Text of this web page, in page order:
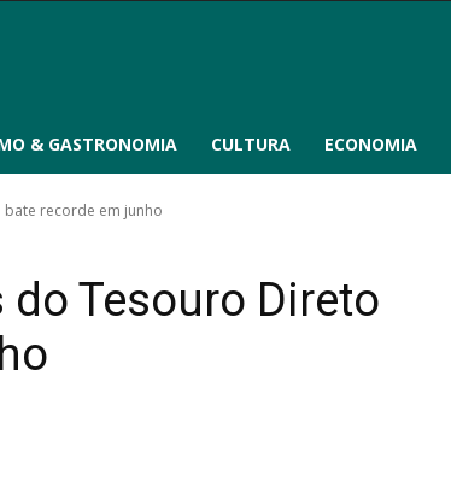
& GASTRONOMIA CULTURA ECONOMIA
recorde em junho
Tesouro Direto